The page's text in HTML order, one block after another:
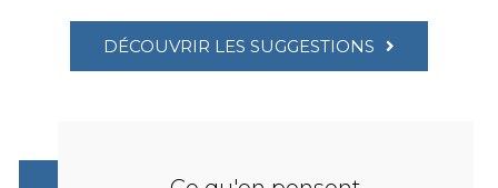
DÉCOUVRIR LES SUGGESTIONS